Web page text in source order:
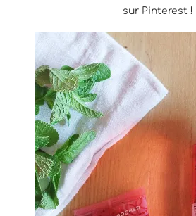
sur Pinterest !